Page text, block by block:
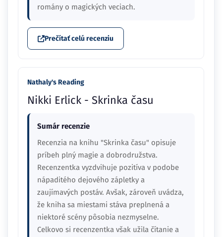
romány o magických veciach.
Prečítať celú recenziu
Nathaly's Reading
Nikki Erlick - Skrinka času
Sumár recenzie
Recenzia na knihu "Skrinka času" opisuje
príbeh plný magie a dobrodružstva.
Recenzentka vyzdvihuje pozitíva v podobe
nápaditého dejového zápletky a
zaujímavých postáv. Avšak, zároveň uvádza,
že kniha sa miestami stáva preplnená a
niektoré scény pôsobia nezmyselne.
Celkovo si recenzentka však užila čítanie a